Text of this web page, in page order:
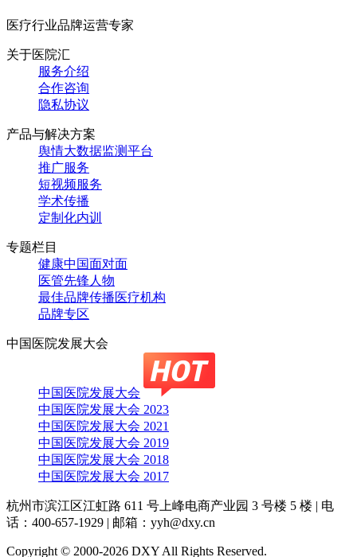
医疗行业品牌运营专家
关于医院汇
服务介绍
合作咨询
隐私协议
产品与解决方案
舆情大数据监测平台
推广服务
短视频服务
学术传播
定制化内训
专题栏目
健康中国面对面
医管先锋人物
最佳品牌传播医疗机构
品牌专区
中国医院发展大会
中国医院发展大会
中国医院发展大会 2023
中国医院发展大会 2021
中国医院发展大会 2019
中国医院发展大会 2018
中国医院发展大会 2017
杭州市滨江区江虹路 611 号上峰电商产业园 3 号楼 5 楼 | 电
话：400-657-1929 | 邮箱：yyh@dxy.cn
Copyright © 2000-2026 DXY All Rights Reserved.